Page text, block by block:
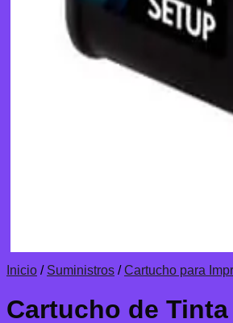
Inicio / Suministros / Cartucho para
Cartucho de Tinta